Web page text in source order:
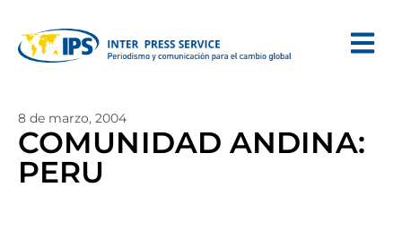
8 de marzo, 2004
COMUNIDAD ANDINA:
PERU